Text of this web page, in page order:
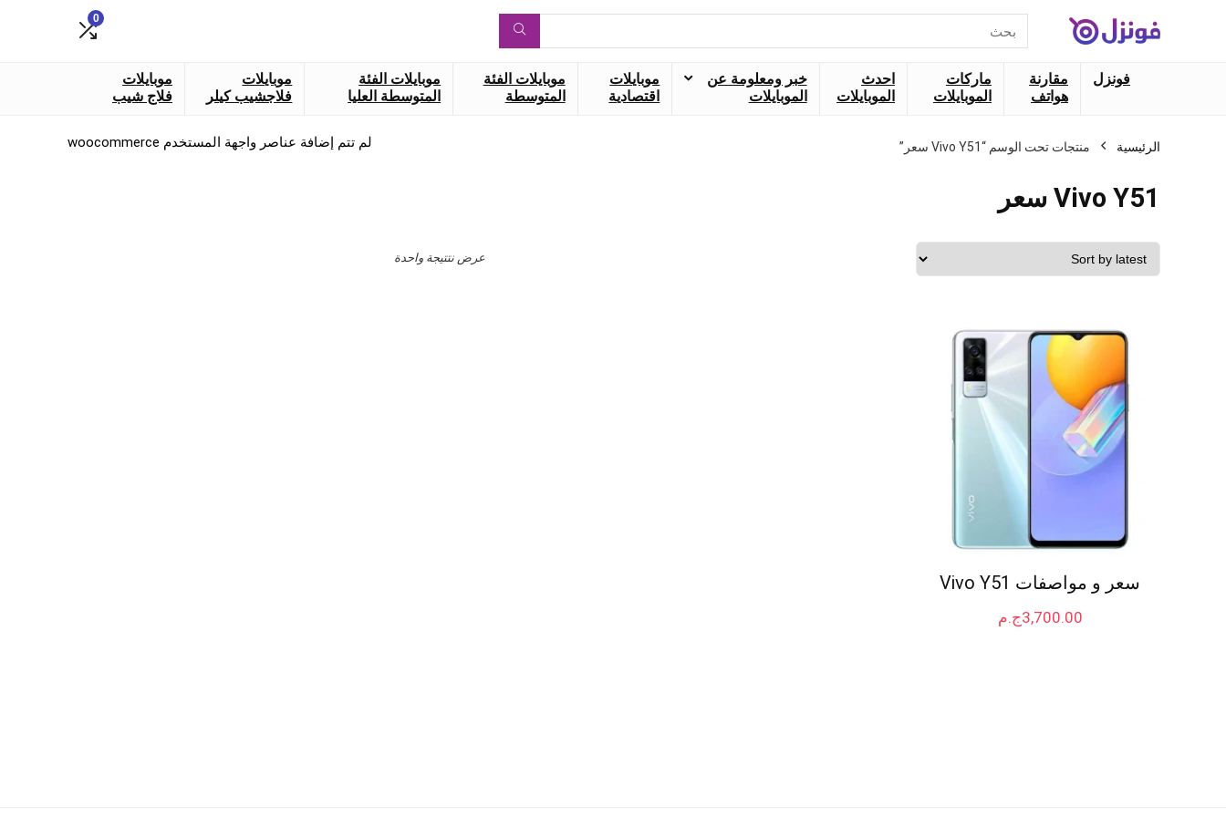
عن:
0
فونزل
مقارنة
هواتف
ماركات
الموبايلات
احدث
الموبايلات
خبر ومعلومة عن
الموبايلات
موبايلات
اقتصادية
موبايلات الفئة
المتوسطة
موبايلات الفئة
المتوسطة العليا
موبايلات
فلاجشيب كيلر
موبايلات
فلاج شيب
الرئيسية منتجات تحت الوسم “Vivo Y51 سعر”
Vivo Y51 سعر
عرض نتتيجة واحدة
سعر و مواصفات Vivo Y51
ج.م3,700.00
لم تتم إضافة عناصر واجهة المستخدم woocommerce